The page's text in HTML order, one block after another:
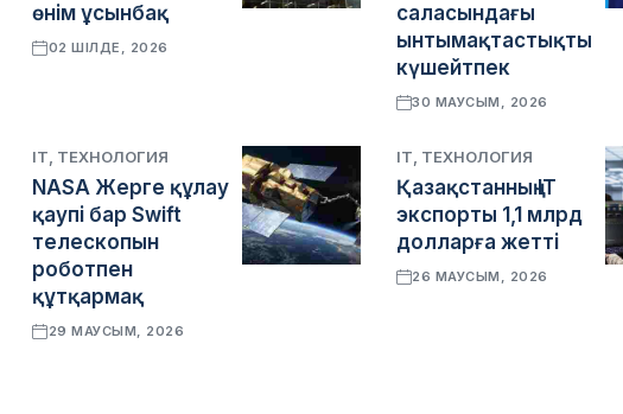
өнім ұсынбақ
02 ШІЛДЕ, 2026
саласындағы
ынтымақтастықты
күшейтпек
30 МАУСЫМ, 2026
IT, ТЕХНОЛОГИЯ
NASA Жерге құлау
қаупі бар Swift
телескопын
роботпен
құтқармақ
29 МАУСЫМ, 2026
IT, ТЕХНОЛОГИЯ
Қазақстанның IT
экспорты 1,1 млрд
долларға жетті
26 МАУСЫМ, 2026